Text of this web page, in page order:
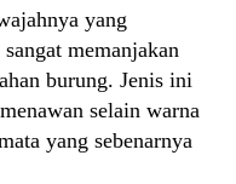
yang
memanjakan
burung. Jenis ini
selain warna
yang sebenarnya